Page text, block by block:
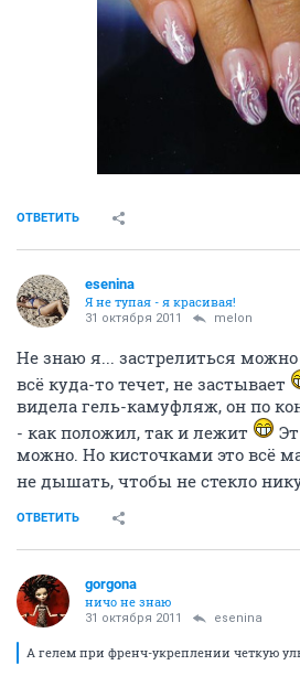
ОТВЕТИТЬ
esenina
Я не тупая - я красивая!
31 октября 2011 melon
Не знаю я... застрелиться можно
всё куда-то течет, не застывает
видела гель-камуфляж, он по
- как положил, так и лежит
можно. Но кисточками это всё
не дышать, чтобы не стекло
ОТВЕТИТЬ
gorgona
ничо не знаю
31 октября 2011 esenina
А гелем при френч-укреплении четкую